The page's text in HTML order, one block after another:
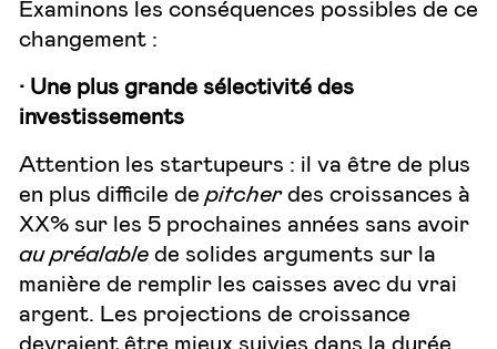
Examinons les conséquences possibles de ce
changement :
· Une plus grande sélectivité des
investissements
Attention les startupeurs : il va être de plus
en plus difficile de pitcherdes croissances à
XX% sur les 5 prochaines années sans avoir
au préalable de solides arguments sur la
manière de remplir les caisses avec du vrai
argent. Les projections de croissance
devraient être mieux suivies dans la durée